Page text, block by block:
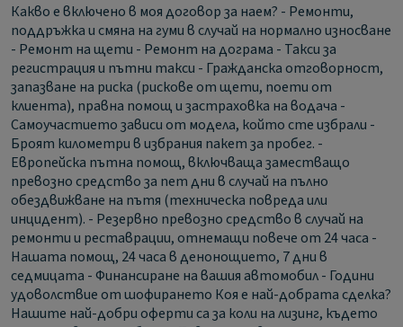
Какво е включено в моя договор за наем? - Ремонти,
поддръжка и смяна на гуми в случай на нормално износване
- Ремонт на щети - Ремонт на дограма - Такси за
регистрация и пътни такси - Гражданска отговорност,
запазване на риска (рискове от щети, поети от
клиента), правна помощ и застраховка на водача -
Самоучастието зависи от модела, който сте избрали -
Броят километри в избрания пакет за пробег. -
Европейска пътна помощ, включваща заместващо
превозно средство за пет дни в случай на пълно
обездвижване на пътя (техническа повреда или
инцидент). - Резервно превозно средство в случай на
ремонти и реставрации, отнемащи повече от 24 часа -
Нашата помощ, 24 часа в денонощието, 7 дни в
седмицата - Финансиране на вашия автомобил - Години
удоволствие от шофирането Коя е най-добрата сделка?
Нашите най-добри оферти са за коли на лизинг, където